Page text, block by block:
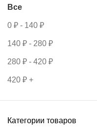
Все
0 ₽ - 140 ₽
140 ₽ - 280 ₽
280 ₽ - 420 ₽
420 ₽ +
Категории товаров